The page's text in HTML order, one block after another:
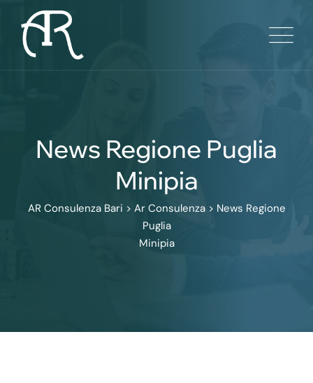
content
News Regione Puglia
Minipia
AR Consulenza Bari > Ar Consulenza> News Regione
Puglia
Minipia